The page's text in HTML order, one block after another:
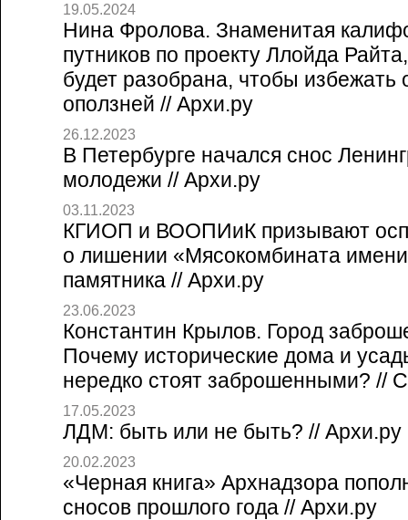
19.05.2024
Нина Фролова. Знаменитая
путников по проекту Ллойда
будет разобрана, чтобы избежать
оползней // Архи.ру
26.12.2023
В Петербурге начался снос
молодежи // Архи.ру
03.11.2023
КГИОП и ВООПИиК призывают
о лишении «Мясокомбината
памятника // Архи.ру
23.06.2023
Константин Крылов. Город
Почему исторические дома и
нередко стоят заброшенными? //
17.05.2023
ЛДМ: быть или не быть? // Архи.ру
20.02.2023
«Черная книга» Архнадзора
сносов прошлого года // Архи.ру